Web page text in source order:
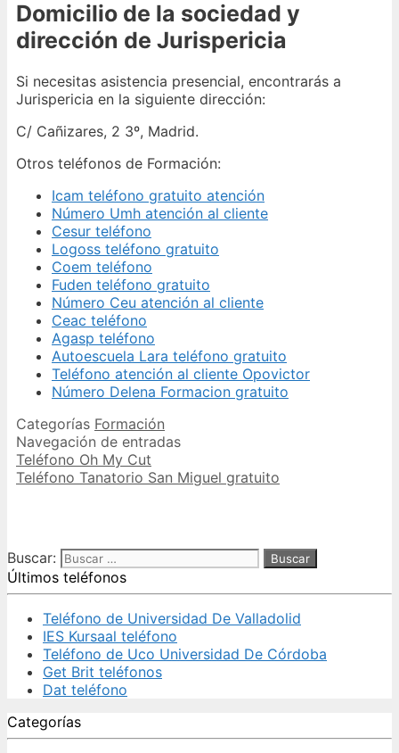
Domicilio de la sociedad y
dirección de Jurispericia
Si necesitas asistencia presencial, encontrarás a
Jurispericia en la siguiente dirección:
C/ Cañizares, 2 3º, Madrid.
Otros teléfonos de Formación:
Icam teléfono gratuito atención
Número Umh atención al cliente
Cesur teléfono
Logoss teléfono gratuito
Coem teléfono
Fuden teléfono gratuito
Número Ceu atención al cliente
Ceac teléfono
Agasp teléfono
Autoescuela Lara teléfono gratuito
Teléfono atención al cliente Opovictor
Número Delena Formacion gratuito
Categorías Formación
Navegación de entradas
Teléfono Oh My Cut
Teléfono Tanatorio San Miguel gratuito
Buscar:
Últimos teléfonos
Teléfono de Universidad De Valladolid
IES Kursaal teléfono
Teléfono de Uco Universidad De Córdoba
Get Brit teléfonos
Dat teléfono
Categorías